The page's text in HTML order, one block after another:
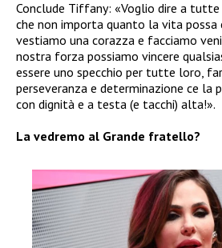
Conclude Tiffany: «Voglio dire a
che non importa quanto la vita possa
vestiamo una corazza e facciamo
nostra forza possiamo vincere
essere uno specchio per tutte loro,
perseveranza e determinazione ce la
con dignità e a testa (e tacchi) alta!».
La vedremo al Grande fratello?